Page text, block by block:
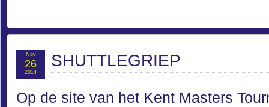
SHUTTLEGRIEP
Nov
26
2014
Op de site van het Kent Masters